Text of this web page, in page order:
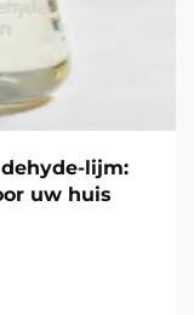
lijm:
uw huis